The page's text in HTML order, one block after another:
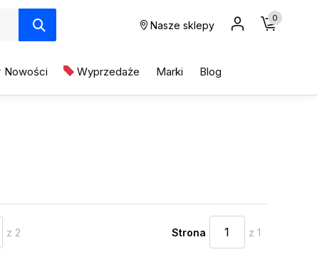
Nasze sklepy
0
Nowości Wyprzedaże Marki Blog
z 2 Strona z 1